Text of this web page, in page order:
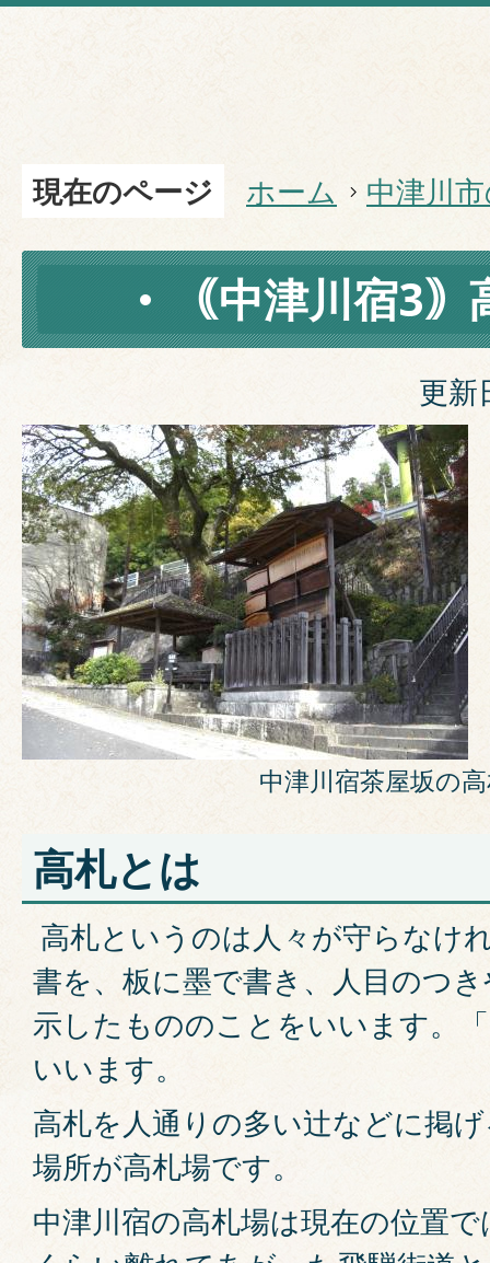
現在のページ ホーム 中津川
｟中津川宿3
更新
中津川宿茶屋坂の
高札とは
高札というのは人々が守らなけ
書を、板に墨で書き、人目のつ
示したもののことをいいます。
いいます。
高札を人通りの多い辻などに掲
場所が高札場です。
中津川宿の高札場は現在の位置